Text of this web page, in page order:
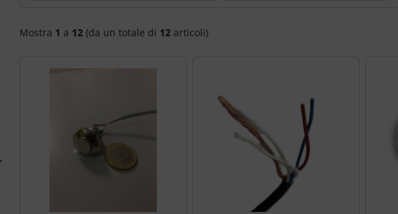
Mostra 1 a 12 (da un totale di 12 articoli)